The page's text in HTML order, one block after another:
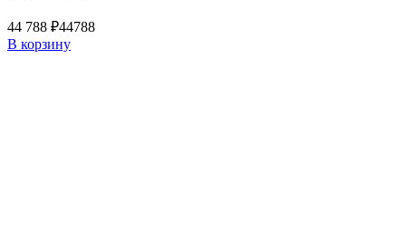
44 788 ₽44788
В корзину